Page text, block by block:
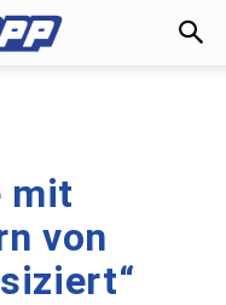
mit
von